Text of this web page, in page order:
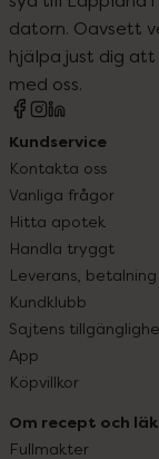
datorn. Oavsett
hjälpa just dig
med oss.
Kundservice
Kontakta oss
Vanliga frågor
Hitta apotek
Handla tryggt
Leverans,
Kundklubb
Sajtens
App
Köpvillkor
Om recept och
Fullmakter